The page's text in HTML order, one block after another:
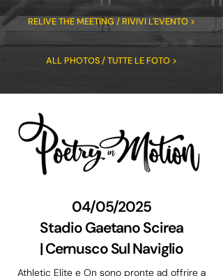
RELIVE THE MEETING / RIVIVI L'EVENTO >
ALL PHOTOS / TUTTE LE FOTO >
04/05/2025
Stadio Gaetano Scirea
|Cernusco Sul Naviglio
Athletic Elite e On sono pronte ad offrire a